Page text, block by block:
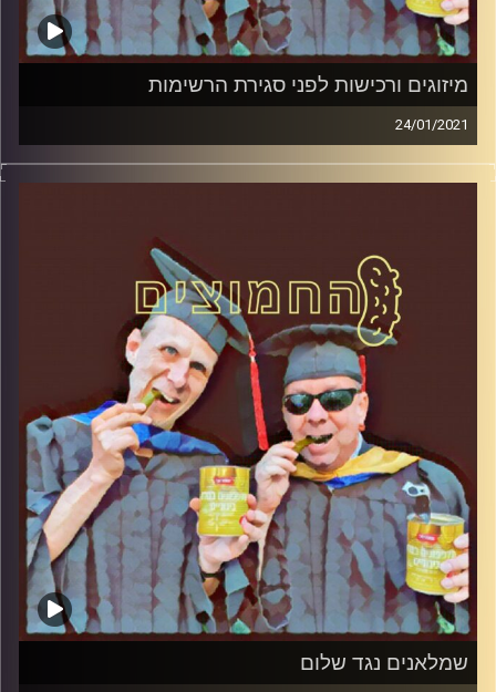
מיזוגים ורכישות לפני סגירת הרשימות
24/01/2021
החמוצים – בפעם הרביעית
עם פרופסור בועז בן-דוד ופרופסור גלעד
הירשברגר
והפעם: מיזוגים ורכישות לפני סגירת הרשימות
קרדיט תמונות:AudioVersity
שמלאנים נגד שלום